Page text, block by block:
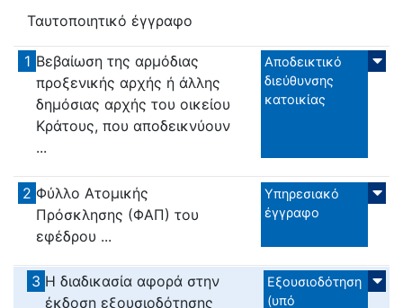
Ταυτοποιητικό έγγραφο
1 Βεβαίωση της αρμόδιας
προξενικής αρχής ή άλλης
δημόσιας αρχής του οικείου
Κράτους, που αποδεικνύουν
...
Αποδεικτικό
διεύθυνσης
κατοικίας
2 Φύλλο Ατομικής
Πρόσκλησης (ΦΑΠ) του
εφέδρου ...
Υπηρεσιακό
έγγραφο
3 Η διαδικασία αφορά στην
έκδοση εξουσιοδότησης
Εξουσιοδότηση
(υπό